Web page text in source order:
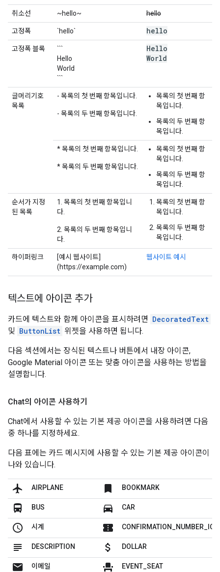
취소선 ~hello~ hello
고정폭 `hello` hello
고정폭 블록
```
Hello
World
```
Hello
World
글머리기호
목록
- 목록의 첫 번째 항목입니다.
- 목록의 두 번째 항목입니다.
목록의 첫 번째 항
목입니다.
목록의 두 번째 항
목입니다.
* 목록의 첫 번째 항목입니다.
* 목록의 두 번째 항목입니다.
목록의 첫 번째 항
목입니다.
목록의 두 번째 항
목입니다.
순서가 지정
된 목록
1. 목록의 첫 번째 항목입니
다.
2. 목록의 두 번째 항목입니
다.
목록의 첫 번째 항
목입니다.
목록의 두 번째 항
목입니다.
하이퍼링크
[예시 웹사이트]
(https://example.com)
웹사이트 예시
텍스트에 아이콘 추가
카드에 텍스트와 함께 아이콘을 표시하려면 DecoratedText
및 ButtonList 위젯을 사용하면 됩니다.
다음 섹션에서는 장식된 텍스트나 버튼에서 내장 아이콘,
Google Material 아이콘 또는 맞춤 아이콘을 사용하는 방법을
설명합니다.
Chat의 아이콘 사용하기
Chat에서 사용할 수 있는 기본 제공 아이콘을 사용하려면 다음
중 하나를 지정하세요.
다음 표에는 카드 메시지에 사용할 수 있는 기본 제공 아이콘이
나와 있습니다.
flight AIRPLANE bookmark BOOKMARK
directions_bus BUS directions_car CAR
schedule 시계 confirmation_number
subject DESCRIPTION attach_money DOLLAR
mail 이메일 event_seat EVENT_SEAT